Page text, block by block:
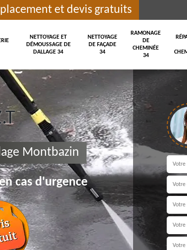
et devis gratuits
NETTOYAGE ET
DÉMOUSSAGE DE
DALLAGE 34
NETTOYAGE
DE FAÇADE
34
RAMONAGE
DE
CHEMINÉE
34
Montbazin
cas d'urgence